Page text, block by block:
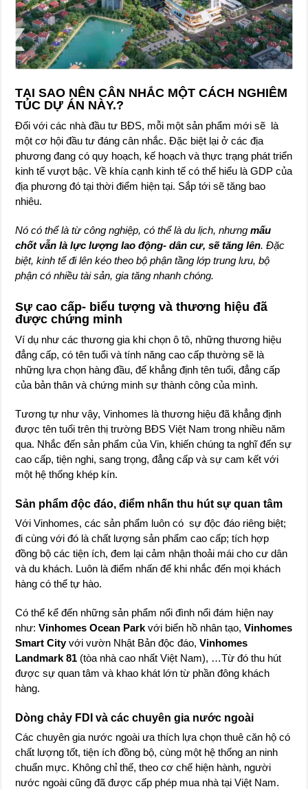
TẠI SAO NÊN CÂN NHẮC MỘT CÁCH NGHIÊM
TÚC DỰ ÁN NÀY.?
Đối với các nhà đầu tư BĐS, mỗi một sản phẩm mới sẽ là
một cơ hội đầu tư đáng cân nhắc. Đặc biệt lại ở các địa
phương đang có quy hoạch, kế hoạch và thực trạng phát triển
kinh tế vượt bậc. Về khía cạnh kinh tế có thể hiểu là GDP của
địa phương đó tại thời điểm hiện tại. Sắp tới sẽ tăng bao
nhiêu.
Nó có thể là từ công nghiệp, có thể là du lịch, nhưngmấu
chốt vẫn là lực lượng lao động- dân cư, sẽ tăng lên. Đặc
biệt, kinh tế đi lên kéo theo bộ phận tầng lớp trung lưu, bộ
phận có nhiều tài sản, gia tăng nhanh chóng.
Sự cao cấp- biểu tượng và thương hiệu đã
được chứng minh
Ví dụ như các thương gia khi chọn ô tô, những thương hiệu
đẳng cấp, có tên tuổi và tính năng cao cấp thường sẽ là
những lựa chọn hàng đầu, để khẳng định tên tuổi, đẳng cấp
của bản thân và chứng minh sự thành công của mình.
Tương tự như vậy, Vinhomes là thương hiệu đã khẳng định
được tên tuổi trên thị trường BĐS Việt Nam trong nhiều năm
qua. Nhắc đến sản phẩm của Vin, khiến chúng ta nghĩ đến sự
cao cấp, tiện nghi, sang trọng, đẳng cấp và sự cam kết với
một hệ thống khép kín.
Sản phẩm độc đáo, điểm nhấn thu hút sự quan tâm
Với Vinhomes, các sản phẩm luôn có sự độc đáo riêng biệt;
đi cùng với đó là chất lượng sản phẩm cao cấp; tích hợp
đồng bộ các tiện ích, đem lại cảm nhận thoải mái cho cư dân
và du khách. Luôn là điểm nhấn để khi nhắc đến mọi khách
hàng có thể tự hào.
Có thể kể đến những sản phẩm nổi đình nổi đám hiện nay
như:Vinhomes Ocean Park với biển hồ nhân tạo,Vinhomes
Smart Cityvới vườn Nhật Bản độc đáo,Vinhomes
Landmark 81 (tòa nhà cao nhất Việt Nam), …Từ đó thu hút
được sự quan tâm và khao khát lớn từ phần đông khách
hàng.
Dòng chảy FDI và các chuyên gia nước ngoài
Các chuyên gia nước ngoài ưa thích lựa chọn thuê căn hộ có
chất lượng tốt, tiện ích đồng bộ, cùng một hệ thống an ninh
chuẩn mực. Không chỉ thế, theo cơ chế hiện hành, người
nước ngoài cũng đã được cấp phép mua nhà tại Việt Nam.